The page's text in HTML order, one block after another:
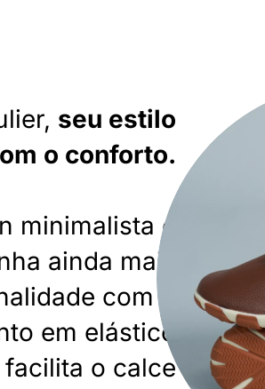
seu estilo
o conforto.
minimalista e
ainda mais
com o
em elástico
o calce